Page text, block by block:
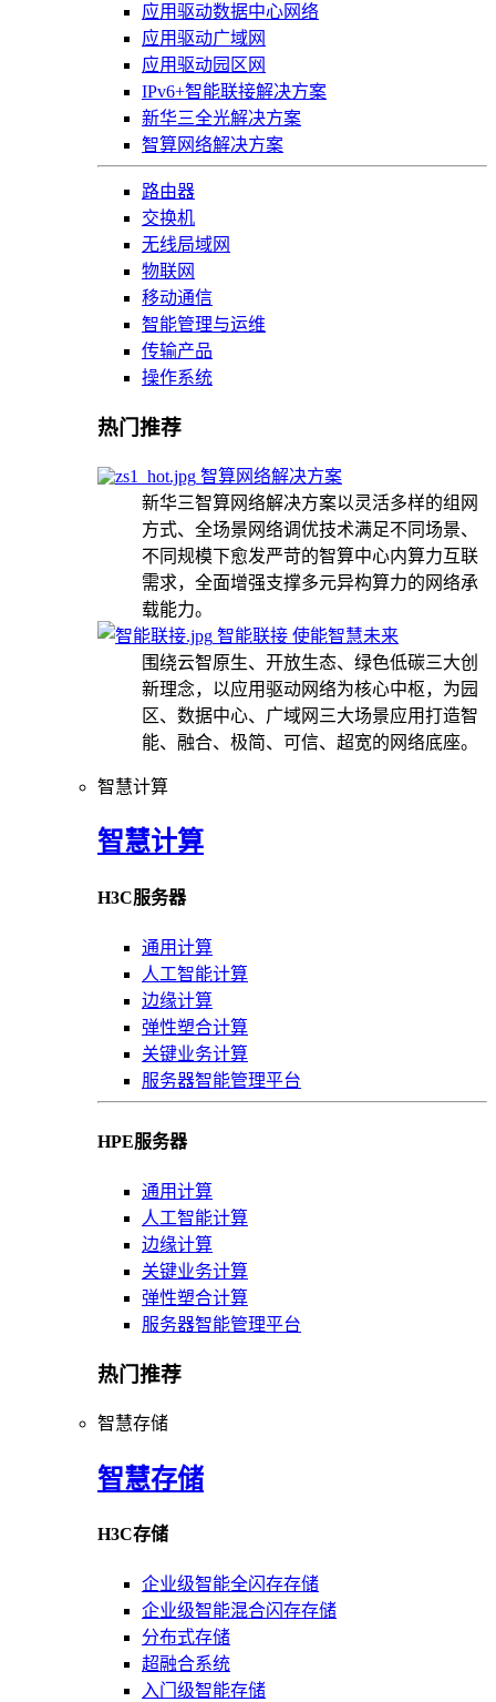
应用驱动数据中心网络
应用驱动广域网
应用驱动园区网
IPv6+智能联接解决方案
新华三全光解决方案
智算网络解决方案
路由器
交换机
无线局域网
物联网
移动通信
智能管理与运维
传输产品
操作系统
热门推荐
智算网络解决方案
新华三智算网络解决方案以灵活多样的组网
方式、全场景网络调优技术满足不同场景、
不同规模下愈发严苛的智算中心内算力互联
需求，全面增强支撑多元异构算力的网络承
载能力。
智能联接 使能智慧未来
围绕云智原生、开放生态、绿色低碳三大创
新理念，以应用驱动网络为核心中枢，为园
区、数据中心、广域网三大场景应用打造智
能、融合、极简、可信、超宽的网络底座。
智慧计算
智慧计算
H3C服务器
通用计算
人工智能计算
边缘计算
弹性塑合计算
关键业务计算
服务器智能管理平台
HPE服务器
通用计算
人工智能计算
边缘计算
关键业务计算
弹性塑合计算
服务器智能管理平台
热门推荐
智慧存储
智慧存储
H3C存储
企业级智能全闪存存储
企业级智能混合闪存存储
分布式存储
超融合系统
入门级智能存储